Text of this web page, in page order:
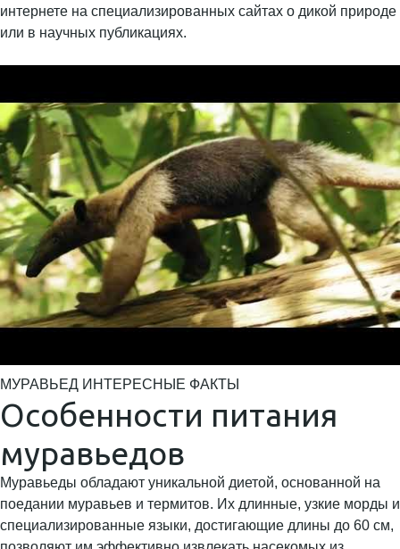
интернете на специализированных сайтах о дикой природе
или в научных публикациях.
МУРАВЬЕД ИНТЕРЕСНЫЕ ФАКТЫ
Особенности питания
муравьедов
Муравьеды обладают уникальной диетой, основанной на
поедании муравьев и термитов. Их длинные, узкие морды и
специализированные языки, достигающие длины до 60 см,